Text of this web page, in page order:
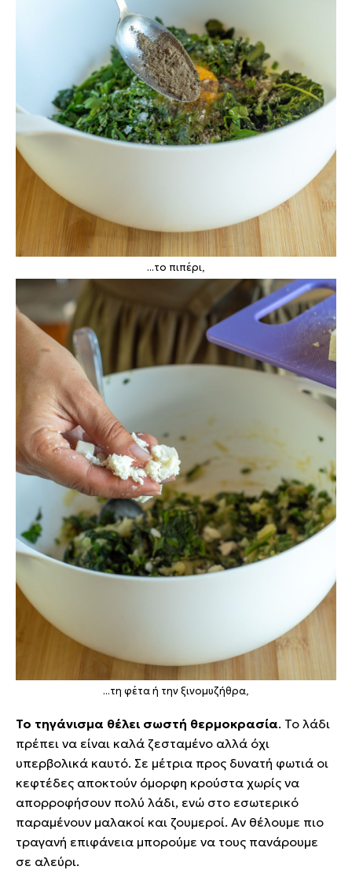
...το πιπέρι,
...τη φέτα ή την ξινομυζήθρα,
Το τηγάνισμα θέλει σωστή θερμοκρασία. Το λάδι
πρέπει να είναι καλά ζεσταμένο αλλά όχι
υπερβολικά καυτό. Σε μέτρια προς δυνατή φωτιά οι
κεφτέδες αποκτούν όμορφη κρούστα χωρίς να
απορροφήσουν πολύ λάδι, ενώ στο εσωτερικό
παραμένουν μαλακοί και ζουμεροί. Αν θέλουμε πιο
τραγανή επιφάνεια μπορούμε να τους πανάρουμε
σε αλεύρι.